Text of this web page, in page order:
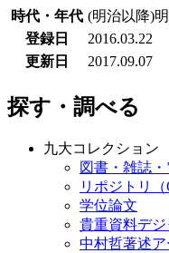
時代・年代 (明治以降)
登録日
2016.03.22
更新日
2017.09.07
探す・調べる
九大コレクション
図書・雑誌
リポジトリ（
学位論文
貴重資料デ
中村哲著述